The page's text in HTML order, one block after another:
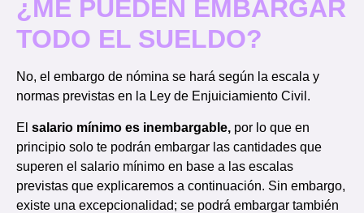
¿ME PUEDEN EMBARGAR
TODO EL SUELDO?
No, el embargo de nómina se hará según la escala y
normas previstas en la Ley de Enjuiciamiento Civil.
El salario mínimo es inembargable, por lo que en
principio solo te podrán embargar las cantidades que
superen el salario mínimo en base a las escalas
previstas que explicaremos a continuación. Sin embargo,
existe una excepcionalidad; se podrá embargar también